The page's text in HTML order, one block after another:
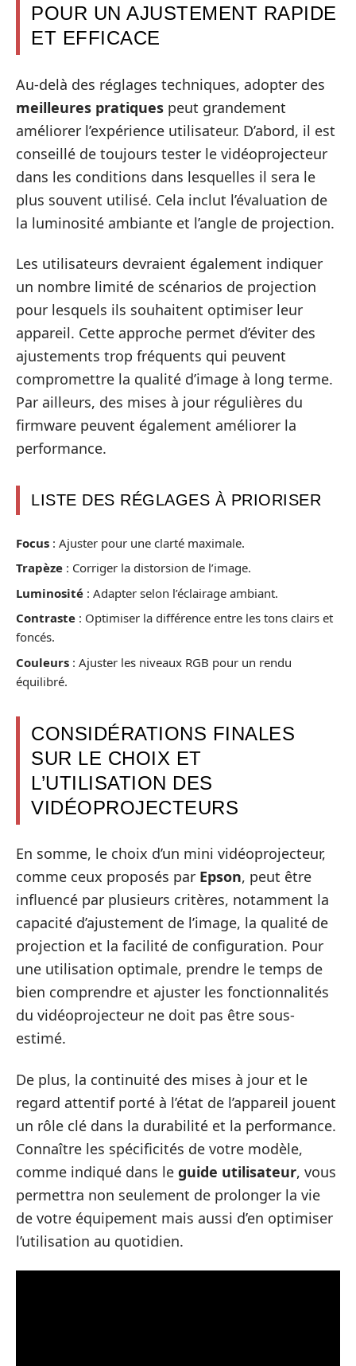
POUR UN AJUSTEMENT RAPIDE
ET EFFICACE
Au-delà des réglages techniques, adopter des
meilleures pratiques peut grandement
améliorer l’expérience utilisateur. D’abord, il est
conseillé de toujours tester le vidéoprojecteur
dans les conditions dans lesquelles il sera le
plus souvent utilisé. Cela inclut l’évaluation de
la luminosité ambiante et l’angle de projection.
Les utilisateurs devraient également indiquer
un nombre limité de scénarios de projection
pour lesquels ils souhaitent optimiser leur
appareil. Cette approche permet d’éviter des
ajustements trop fréquents qui peuvent
compromettre la qualité d’image à long terme.
Par ailleurs, des mises à jour régulières du
firmware peuvent également améliorer la
performance.
LISTE DES RÉGLAGES À PRIORISER
Focus : Ajuster pour une clarté maximale.
Trapèze : Corriger la distorsion de l’image.
Luminosité : Adapter selon l’éclairage ambiant.
Contraste : Optimiser la différence entre les tons clairs et
foncés.
Couleurs : Ajuster les niveaux RGB pour un rendu
équilibré.
CONSIDÉRATIONS FINALES
SUR LE CHOIX ET
L’UTILISATION DES
VIDÉOPROJECTEURS
En somme, le choix d’un mini vidéoprojecteur,
comme ceux proposés par Epson, peut être
influencé par plusieurs critères, notamment la
capacité d’ajustement de l’image, la qualité de
projection et la facilité de configuration. Pour
une utilisation optimale, prendre le temps de
bien comprendre et ajuster les fonctionnalités
du vidéoprojecteur ne doit pas être sous-
estimé.
De plus, la continuité des mises à jour et le
regard attentif porté à l’état de l’appareil jouent
un rôle clé dans la durabilité et la performance.
Connaître les spécificités de votre modèle,
comme indiqué dans le guide utilisateur, vous
permettra non seulement de prolonger la vie
de votre équipement mais aussi d’en optimiser
l’utilisation au quotidien.